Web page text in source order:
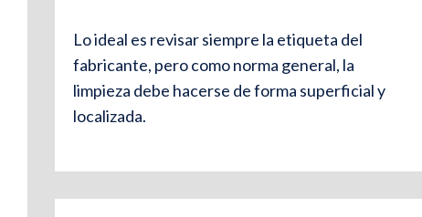
Lo ideal es revisar siempre la etiqueta del
fabricante, pero como norma general, la
limpieza debe hacerse de forma superficial y
localizada.